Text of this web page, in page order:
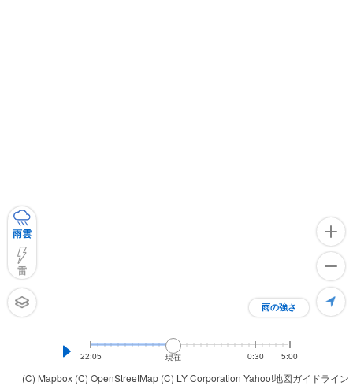
(C) Mapbox (C) OpenStreetMap (C) LY Corporation Yahoo!地図ガイドライン
雨の強さ
雨雲
雷
22:05 現在 0:30 5:00